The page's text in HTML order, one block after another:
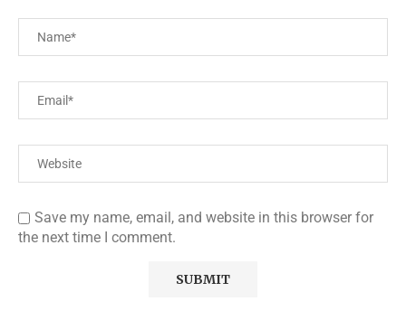
Save my name, email, and website in this browser for
the next time I comment.